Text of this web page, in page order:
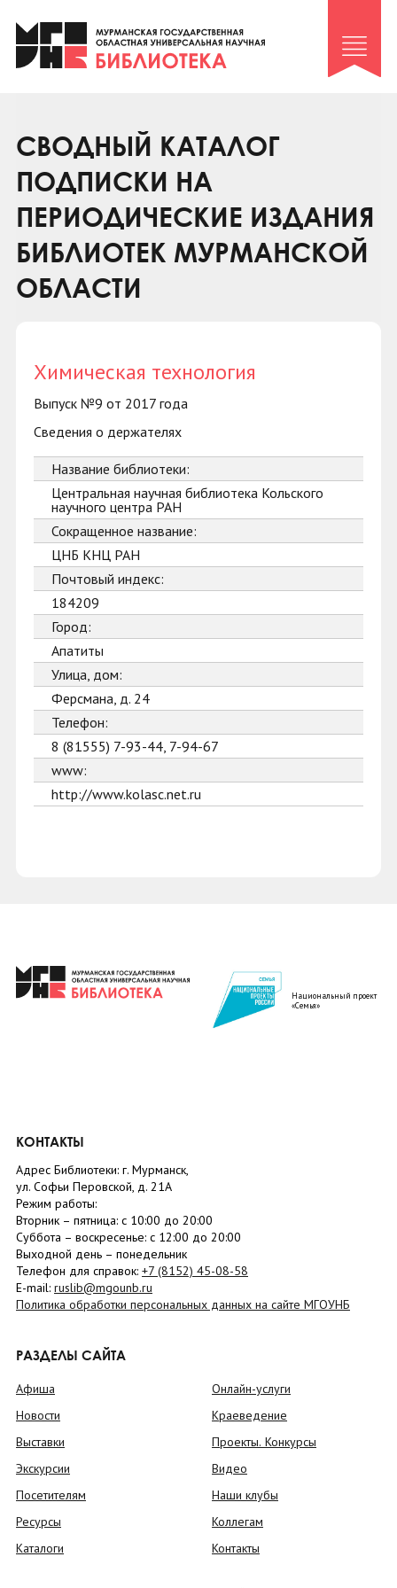
Клуб «Гиря и сельдерей»
Клуб «Семейный архив»
Коллегам
Контакты
СВОДНЫЙ КАТАЛОГ
ПОДПИСКИ НА
ПЕРИОДИЧЕСКИЕ ИЗДАНИЯ
БИБЛИОТЕК МУРМАНСКОЙ
ОБЛАСТИ
Химическая технология
Выпуск №9 от 2017 года
Сведения о держателях
Название библиотеки:
Центральная научная библиотека Кольского
научного центра РАН
Сокращенное название:
ЦНБ КНЦ РАН
Почтовый индекс:
184209
Город:
Апатиты
Улица, дом:
Ферсмана, д. 24
Телефон:
8 (81555) 7-93-44, 7-94-67
www:
http://www.kolasc.net.ru
Национальный проект
«Семья»
КОНТАКТЫ
Адрес Библиотеки: г. Мурманск,
ул. Софьи Перовской, д. 21А
Режим работы:
Вторник – пятница: с 10:00 до 20:00
Суббота – воскресенье: c 12:00 до 20:00
Выходной день – понедельник
Телефон для справок: +7 (8152) 45-08-58
E-mail: ruslib@mgounb.ru
Политика обработки персональных данных на сайте МГОУНБ
РАЗДЕЛЫ САЙТА
Афиша
Новости
Выставки
Экскурсии
Посетителям
Ресурсы
Каталоги
Онлайн-услуги
Краеведение
Проекты. Конкурсы
Видео
Наши клубы
Коллегам
Контакты